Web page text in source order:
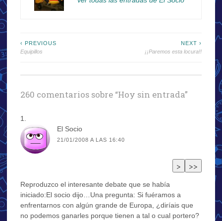
Navegación
‹ PREVIOUS
Equipillos
NEXT ›
¡¡Paremos esta locura!!
260 comentarios sobre “Hoy sin entrada”
El Socio
21/01/2008 A LAS 16:40
Reproduzco el interesante debate que se había
iniciado:El socio dijo…Una pregunta: Si fuéramos a
enfrentarnos con algún grande de Europa, ¿diríais que
no podemos ganarles porque tienen a tal o cual portero?